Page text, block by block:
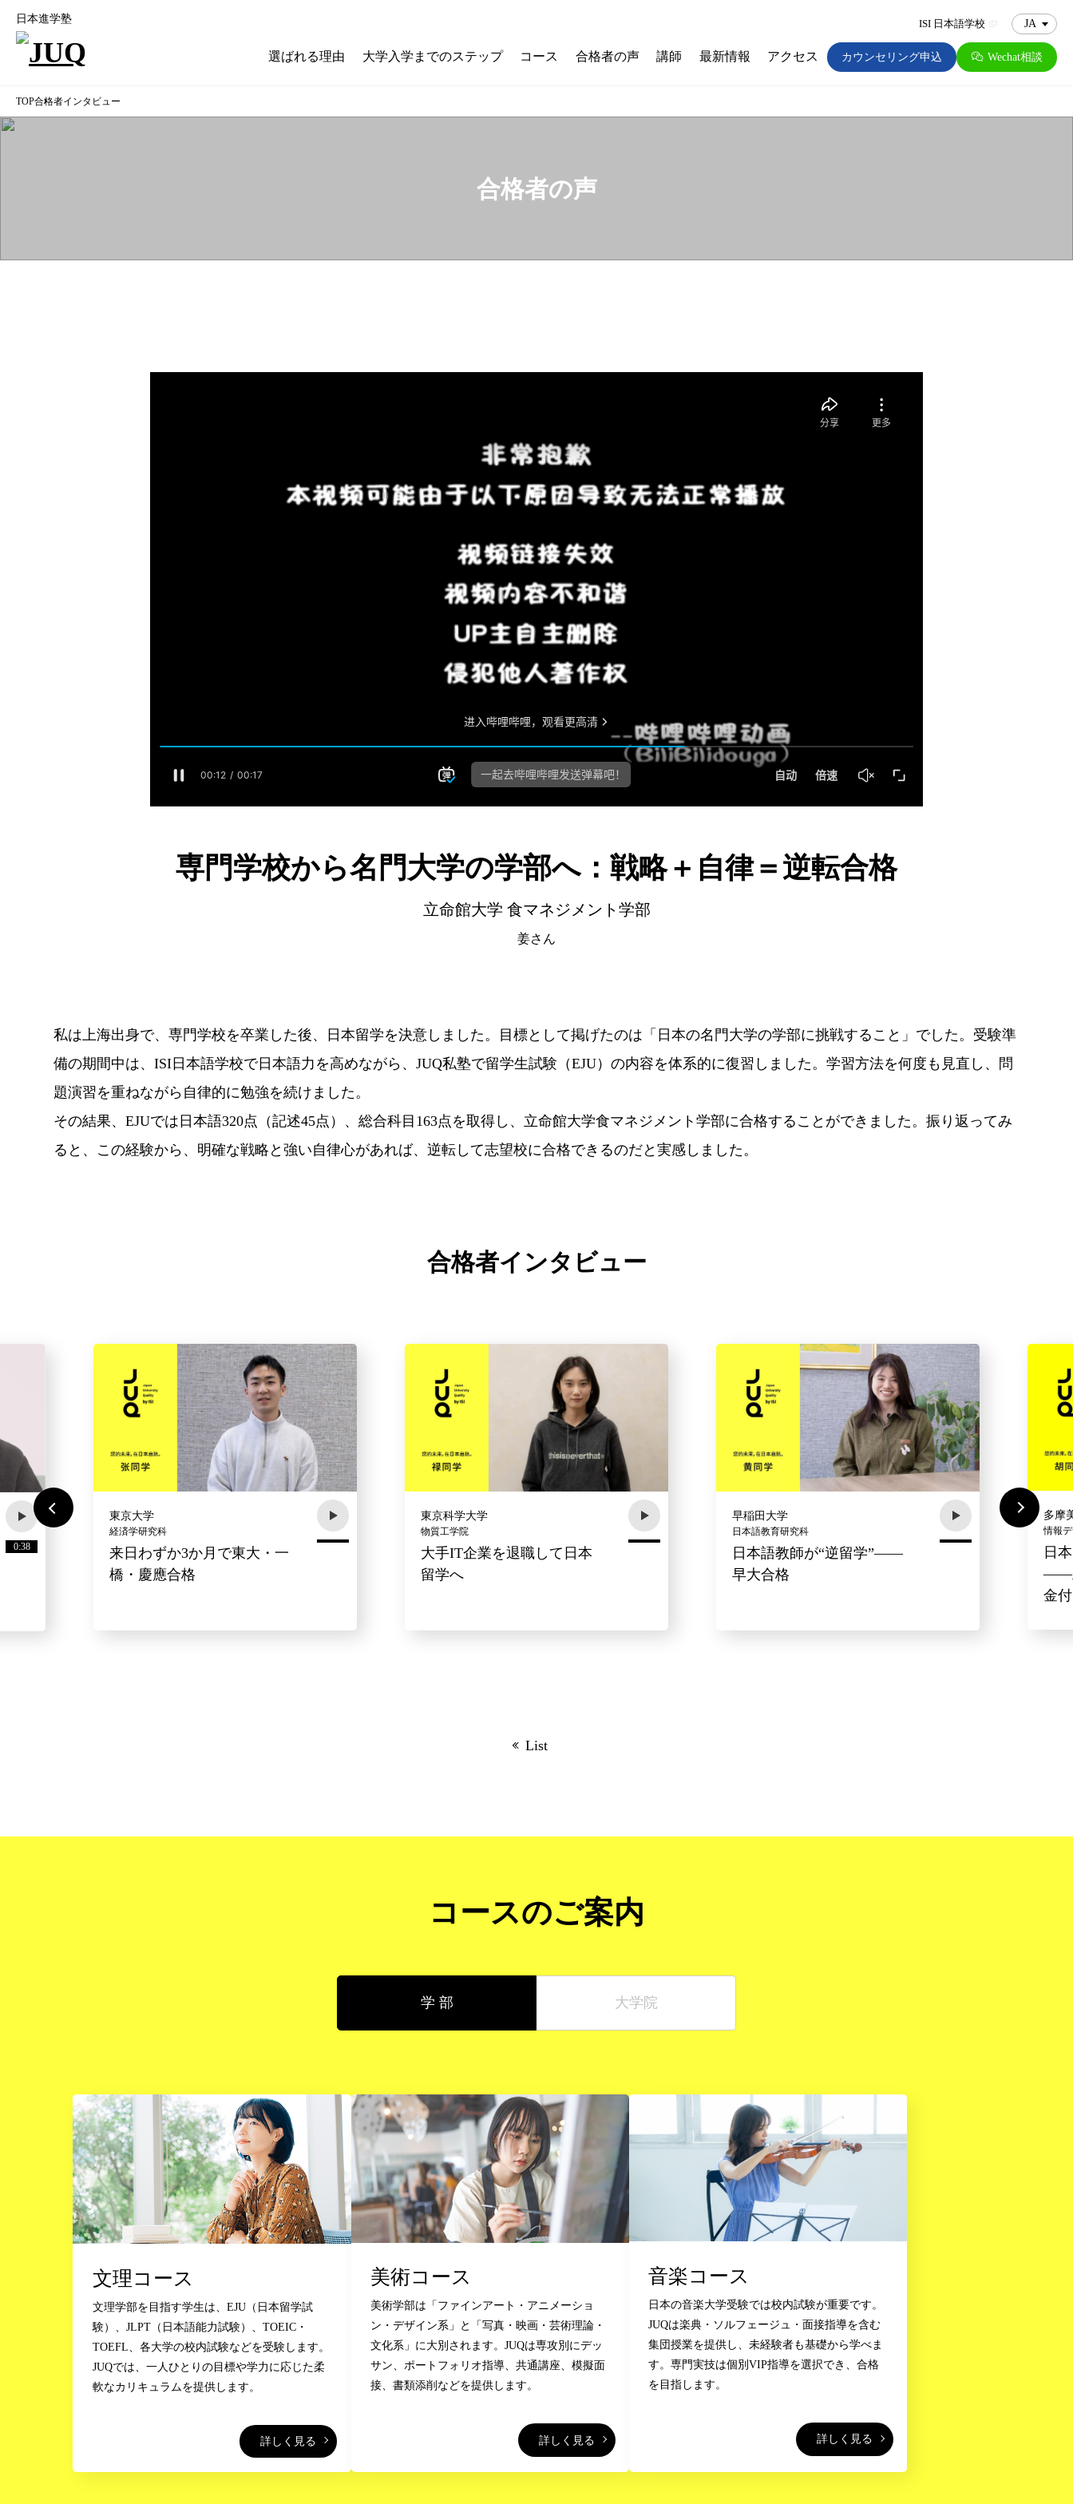
日本進学塾 ISI 日本語学校 JA
選ばれる理由 大学入学までのステップ コース 合格者の声 講師 最新情報 アクセス カウンセリング申込 Wechat相談
TOP合格者インタビュー
合格者の声
専門学校から名門大学の学部へ：戦略＋自律＝逆転合格
立命館大学 食マネジメント学部
姜さん
私は上海出身で、専門学校を卒業した後、日本留学を決意しました。目標として掲げたのは「日本の名門大学の学部に挑戦すること」でした。受験準
備の期間中は、ISI日本語学校で日本語力を高めながら、JUQ私塾で留学生試験（EJU）の内容を体系的に復習しました。学習方法を何度も見直し、問
題演習を重ねながら自律的に勉強を続けました。
その結果、EJUでは日本語320点（記述45点）、総合科目163点を取得し、立命館大学食マネジメント学部に合格することができました。振り返ってみ
ると、この経験から、明確な戦略と強い自律心があれば、逆転して志望校に合格できるのだと実感しました。
合格者インタビュー
0:38
東京大学
経済学研究科
来日わずか3か月で東大・一
橋・慶應合格
東京科学大学
物質工学院
大手IT企業を退職して日本
留学へ
早稲田大学
日本語教育研究科
日本語教師が“逆留学”――
早大合格
多摩
情報
日
――
金
List
コースのご案内
学 部 大学院
文理コース
文理学部を目指す学生は、EJU（日本留学試
験）、JLPT（日本語能力試験）、TOEIC・
TOEFL、各大学の校内試験などを受験します。
JUQでは、一人ひとりの目標や学力に応じた柔
軟なカリキュラムを提供します。
詳しく見る
美術コース
美術学部は「ファインアート・アニメーショ
ン・デザイン系」と「写真・映画・芸術理論・
文化系」に大別されます。JUQは専攻別にデッ
サン、ポートフォリオ指導、共通講座、模擬面
接、書類添削などを提供します。
詳しく見る
音楽コース
日本の音楽大学受験では校内試験が重要です。
JUQは楽典・ソルフェージュ・面接指導を含む
集団授業を提供し、未経験者も基礎から学べま
す。専門実技は個別VIP指導を選択でき、合格
を目指します。
詳しく見る